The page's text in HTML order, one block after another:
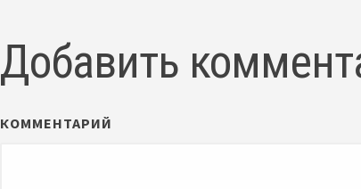
Добавить
КОММЕНТАРИЙ